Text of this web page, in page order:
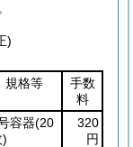
)
規格等
手数
料
容器(20
)
320
円